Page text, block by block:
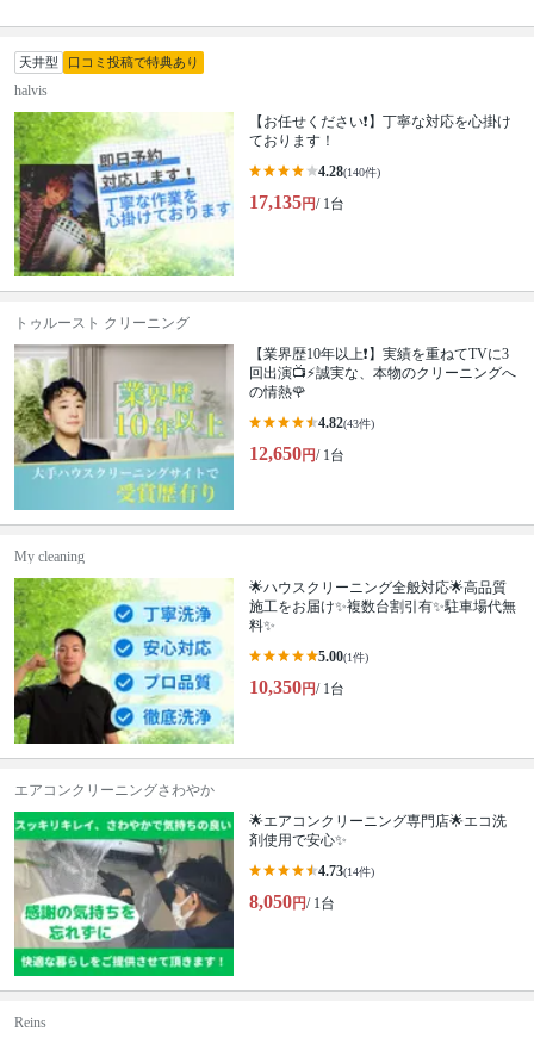
天井型 口コミ投稿で特典あり
halvis
【お任せください❗️】丁寧な対応を心掛け
ております！
4.28(140件)
17,135円/ 1台
トゥルースト クリーニング
【業界歴10年以上❗️】実績を重ねてTVに3
回出演📺⚡️誠実な、本物のクリーニングへ
の情熱🌹
4.82(43件)
12,650円/ 1台
My cleaning
🌟ハウスクリーニング全般対応🌟高品質
施工をお届け✨複数台割引有✨駐車場代無
料✨
5.00(1件)
10,350円/ 1台
エアコンクリーニングさわやか
🌟エアコンクリーニング専門店🌟エコ洗
剤使用で安心✨
4.73(14件)
8,050円/ 1台
Reins